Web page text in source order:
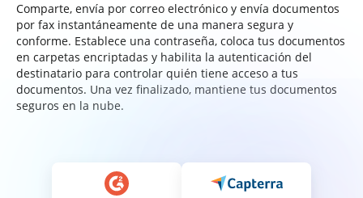
Comparte, envía por correo electrónico y envía documentos
por fax instantáneamente de una manera segura y
conforme. Establece una contraseña, coloca tus documentos
en carpetas encriptadas y habilita la autenticación del
destinatario para controlar quién tiene acceso a tus
documentos. Una vez finalizado, mantiene tus documentos
seguros en la nube.